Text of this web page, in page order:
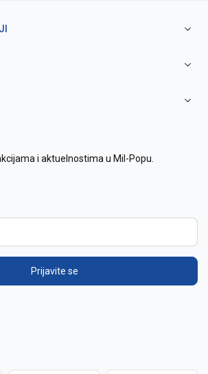
i aktuelnostima u Mil-Popu.
Prijavite se